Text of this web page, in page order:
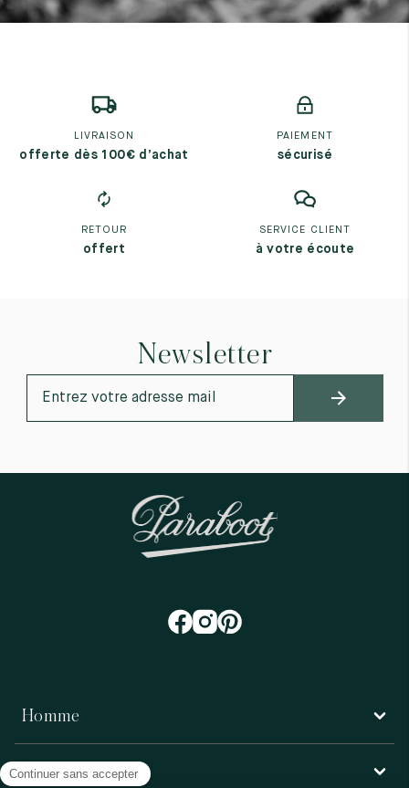
LIVRAISON
offerte dès 100€ d’achat
PAIEMENT
sécurisé
RETOUR
offert
SERVICE CLIENT
à votre écoute
Newsletter
Homme
Femme